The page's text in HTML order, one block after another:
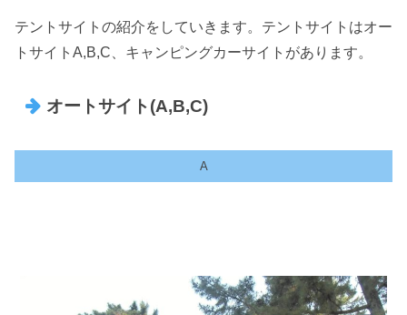
テントサイトの紹介をしていきます。テントサイトはオー
トサイトA,B,C、キャンピングカーサイトがあります。
オートサイト(A,B,C)
A